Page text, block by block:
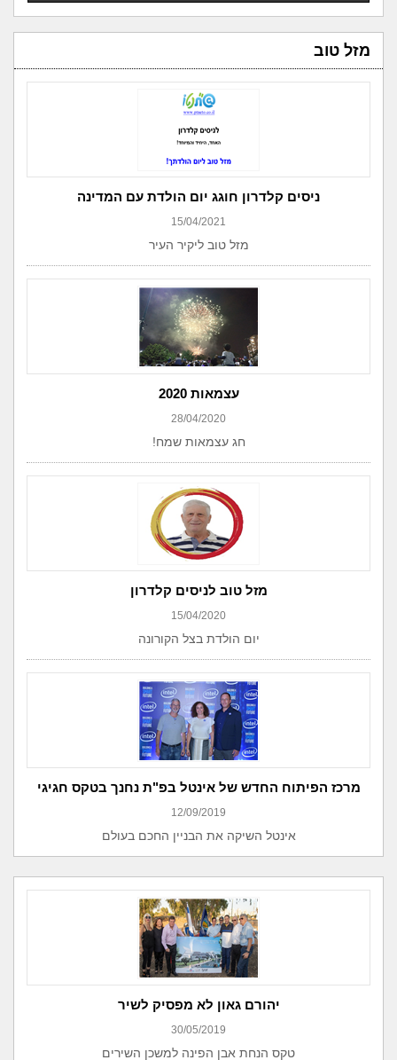
מזל טוב
ניסים קלדרון חוגג יום הולדת עם המדינה
15/04/2021
מזל טוב ליקיר העיר
עצמאות 2020
28/04/2020
חג עצמאות שמח!
מזל טוב לניסים קלדרון
15/04/2020
יום הולדת בצל הקורונה
מרכז הפיתוח החדש של אינטל בפ"ת נחנך בטקס חגיגי
12/09/2019
אינטל השיקה את הבניין החכם בעולם
יהורם גאון לא מפסיק לשיר
30/05/2019
טקס הנחת אבן הפינה למשכן השירים